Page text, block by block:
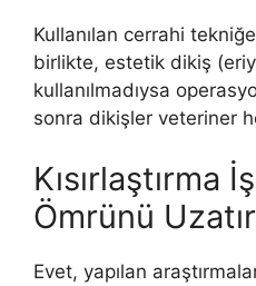
Kullanılan cerrahi
birlikte, estetik dikiş
kullanılmadıysa
sonra dikişler veteriner
Kısırlaştırma
Ömrünü Uzatır
Evet, yapılan